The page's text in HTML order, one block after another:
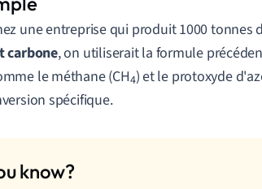
une entreprise qui produit 1000 tonnes
carbone, on utiliserait la formule
le méthane (CH4) et le protoxyde
spécifique.